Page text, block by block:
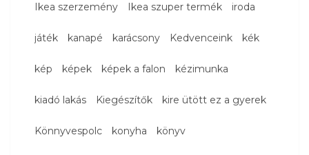
Ikea szerzemény Ikea szuper termék iroda
játék kanapé karácsony Kedvenceink kék
kép képek képek a falon kézimunka
kiadó lakás Kiegészítők kire ütött ez a gyerek
Könnyvespolc konyha könyv